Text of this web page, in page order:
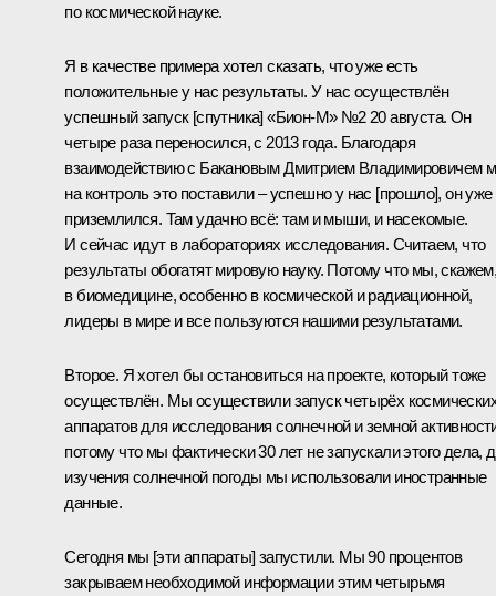
по космической науке.
Я в качестве примера хотел сказать, что уже есть
положительные у нас результаты. У нас осуществлён
успешный запуск [спутника] «Бион-М» №2 20 августа. Он
четыре раза переносился, с 2013 года. Благодаря
взаимодействию с Бакановым Дмитрием Владимировичем
на контроль это поставили – успешно у нас [прошло], он уже
приземлился. Там удачно всё: там и мыши, и насекомые.
И сейчас идут в лабораториях исследования. Считаем, что
результаты обогатят мировую науку. Потому что мы,
в биомедицине, особенно в космической и радиационной,
лидеры в мире и все пользуются нашими результатами.
Второе. Я хотел бы остановиться на проекте, который тоже
осуществлён. Мы осуществили запуск четырёх
аппаратов для исследования солнечной и земной
потому что мы фактически 30 лет не запускали этого дела,
изучения солнечной погоды мы использовали иностранные
данные.
Сегодня мы [эти аппараты] запустили. Мы 90 процентов
закрываем необходимой информации этим четырьмя